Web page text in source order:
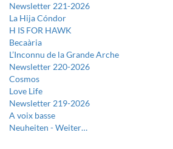
Newsletter 221-2026
La Hija Cóndor
H IS FOR HAWK
Becaària
L’Inconnu de la Grande Arche
Newsletter 220-2026
Cosmos
Love Life
Newsletter 219-2026
A voix basse
Neuheiten -Weiter…